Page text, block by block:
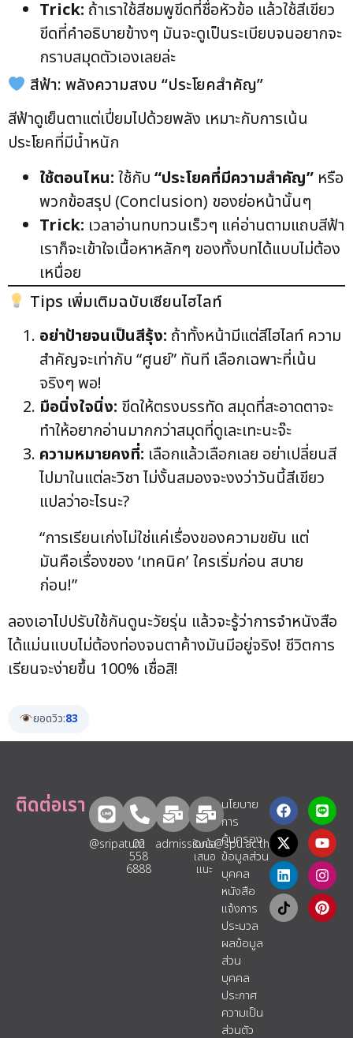
Trick: ถ้าเราใช้สีชมพูขีดที่ชื่อหัวข้อ แล้วใช้สีเขียว
ขีดที่คำอธิบายข้างๆ มันจะดูเป็นระเบียบจนอยากจะ
กราบสมุดตัวเองเลยล่ะ
สีฟ้า: พลังความสงบ “ประโยคสำคัญ”
สีฟ้าดูเย็นตาแต่เปี่ยมไปด้วยพลัง เหมาะกับการเน้น
ประโยคที่มีน้ำหนัก
ใช้ตอนไหน: ใช้กับ “ประโยคที่มีความสำคัญ” หรือ
พวกข้อสรุป (Conclusion) ของย่อหน้านั้นๆ
Trick: เวลาอ่านทบทวนเร็วๆ แค่อ่านตามแถบสีฟ้า
เราก็จะเข้าใจเนื้อหาหลักๆ ของทั้งบทได้แบบไม่ต้อง
เหนื่อย
Tips เพิ่มเติมฉบับเซียนไฮไลท์
อย่าป้ายจนเป็นสีรุ้ง: ถ้าทั้งหน้ามีแต่สีไฮไลท์ ความ
สำคัญจะเท่ากับ “ศูนย์” ทันที เลือกเฉพาะที่เน้น
จริงๆ พอ!
มือนิ่งใจนิ่ง: ขีดให้ตรงบรรทัด สมุดที่สะอาดตาจะ
ทำให้อยากอ่านมากกว่าสมุดที่ดูเละเทะนะจ๊ะ
ความหมายคงที่: เลือกแล้วเลือกเลย อย่าเปลี่ยนสี
ไปมาในแต่ละวิชา ไม่งั้นสมองจะงงว่าวันนี้สีเขียว
แปลว่าอะไรนะ?
“การเรียนเก่งไม่ใช่แค่เรื่องของความขยัน แต่
มันคือเรื่องของ ‘เทคนิค’ ใครเริ่มก่อน สบาย
ก่อน!”
ลองเอาไปปรับใช้กันดูนะวัยรุ่น แล้วจะรู้ว่าการจำหนังสือ
ได้แม่นแบบไม่ต้องท่องจนตาค้างมันมีอยู่จริง! ชีวิตการ
เรียนจะง่ายขึ้น 100% เชื่อสิ!
ยอดวิว:83
ติดต่อเรา
@sripatum
02
558
6888
admissions@spu.ac.th
รับข้อ
เสนอ
แนะ​
นโยบาย
การ
คุ้มครอง
ข้อมูลส่วน
บุคคล
หนังสือ
แจ้งการ
ประมวล
ผลข้อมูล
ส่วน
บุคคล
ประกาศ
ความเป็น
ส่วนตัว